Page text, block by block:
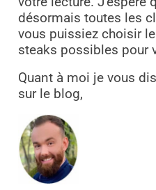
désormais toutes les
vous puissiez choisir
steaks possibles pour
Quant à moi je vous
sur le blog,